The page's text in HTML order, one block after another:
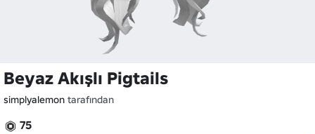
Beyaz Akışlı Pigtails
simplyalemon tarafından
75